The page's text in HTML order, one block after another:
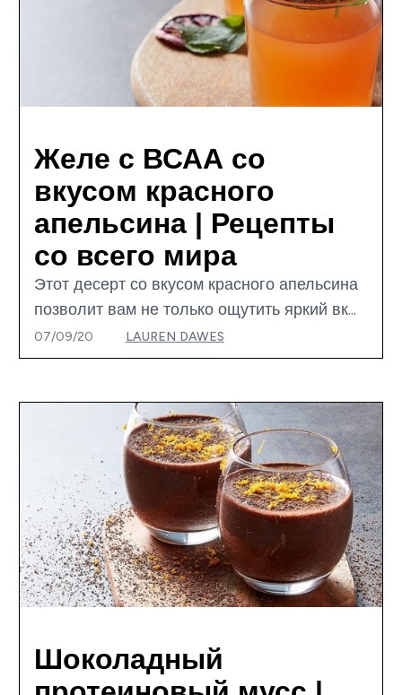
Желе с ВСАА со
вкусом красного
апельсина | Рецепты
со всего мира
Этот десерт со вкусом красного апельсина
позволит вам не только ощутить яркий вк...
07/09/20 LAUREN DAWES
Шоколадный